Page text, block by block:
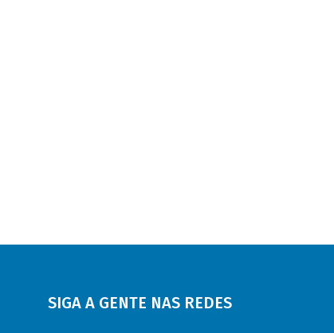
SIGA A GENTE NAS REDES